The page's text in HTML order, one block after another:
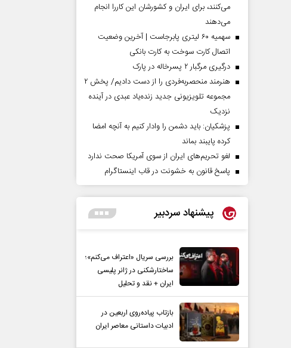
می‌کنند، برای ایران و کشورشان این کاررا انجام
می‌دهند
سهمیه ۶۰ لیتری پابرجاست | آخرین وضعیت
اتصال کارت سوخت به کارت بانکی
درگیری مرگبار ۲ پسرخاله در پارک
هنرمند منحصر‌به‌فردی را از دست دادیم/ پخش ۲
مجموعه تلویزیونی جدید زنده‌یاد عبدی در آینده
نزدیک
پزشکیان: باید دشمن را وادار کنیم به آنچه امضا
کرده پایبند بماند
لغو تحریم‌های ایران از سوی آمریکا صحت ندارد
پاسخ قانون به خشونت در قاب اینستاگرام
پیشنهاد سردبیر
بررسی سریال «اعتراف می‌کنم»؛
ساختارشکنی در ژانر پلیسی
ایران + نقد و تحلیل
بازتاب پیاده‌روی اربعین در
ادبیات داستانی معاصر ایران